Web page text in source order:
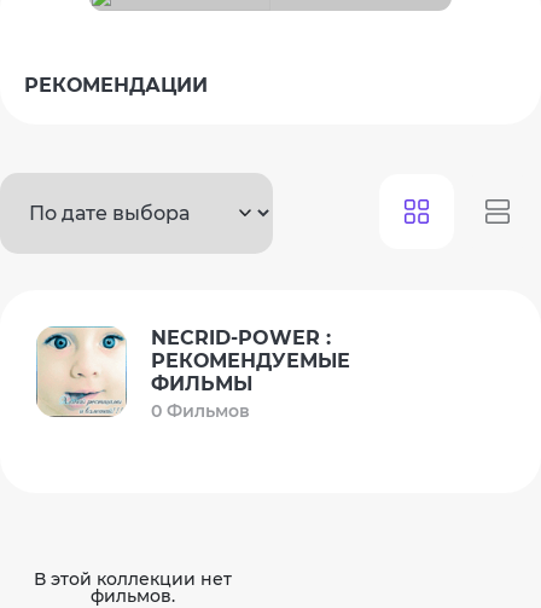
РЕКОМЕНДАЦИИ
NECRID-POWER :
РЕКОМЕНДУЕМЫЕ
ФИЛЬМЫ
0 Фильмов
В этой коллекции нет
фильмов.